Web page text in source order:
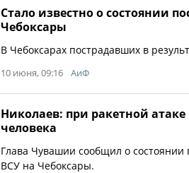
Стало известно о состоянии
Чебоксары
В Чебоксарах пострадавших в
10 июня, 09:16 АиФ
Николаев: при ракетной
человека
Глава Чувашии сообщил о состоянии
ВСУ на Чебоксары.